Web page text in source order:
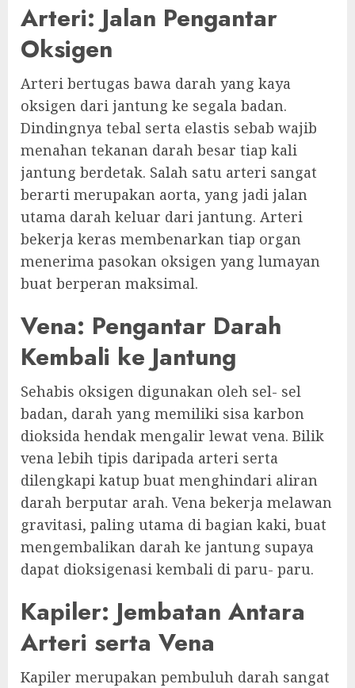
Arteri: Jalan Pengantar
Oksigen
Arteri bertugas bawa darah yang kaya
oksigen dari jantung ke segala badan.
Dindingnya tebal serta elastis sebab wajib
menahan tekanan darah besar tiap kali
jantung berdetak. Salah satu arteri sangat
berarti merupakan aorta, yang jadi jalan
utama darah keluar dari jantung. Arteri
bekerja keras membenarkan tiap organ
menerima pasokan oksigen yang lumayan
buat berperan maksimal.
Vena: Pengantar Darah
Kembali ke Jantung
Sehabis oksigen digunakan oleh sel- sel
badan, darah yang memiliki sisa karbon
dioksida hendak mengalir lewat vena. Bilik
vena lebih tipis daripada arteri serta
dilengkapi katup buat menghindari aliran
darah berputar arah. Vena bekerja melawan
gravitasi, paling utama di bagian kaki, buat
mengembalikan darah ke jantung supaya
dapat dioksigenasi kembali di paru- paru.
Kapiler: Jembatan Antara
Arteri serta Vena
Kapiler merupakan pembuluh darah sangat